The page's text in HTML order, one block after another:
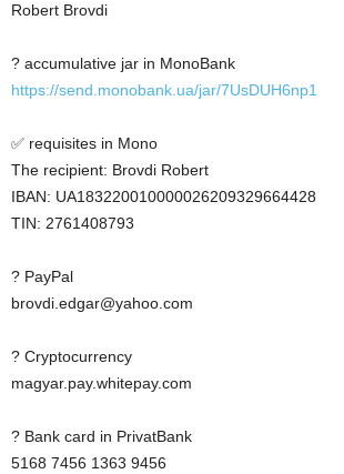
Robert Brovdi
? accumulative jar in MonoBank
https://send.monobank.ua/jar/7UsDUH6np1
✅ requisites in Mono
The recipient: Brovdi Robert
IBAN: UA183220010000026209329664428
TIN: 2761408793
? PayPal
brovdi.edgar@yahoo.com
? Cryptocurrency
magyar.pay.whitepay.com
? Bank card in PrivatBank
5168 7456 1363 9456